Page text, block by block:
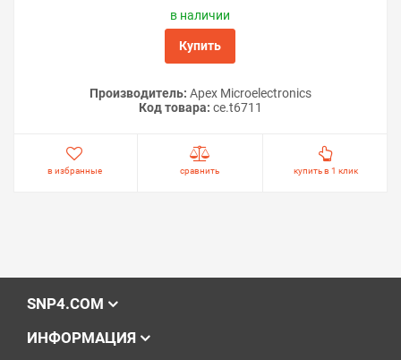
в наличии
Купить
Производитель: Apex Microelectronics
Код товара: ce.t6711
в избранные сравнить купить в 1 клик
SNP4.COM
ИНФОРМАЦИЯ